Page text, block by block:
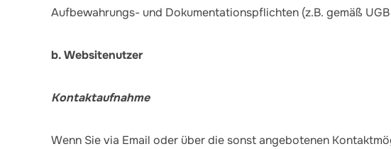
Aufbewahrungs- und Dokumentationspflichten (z.B. gemäß UGB
b. Websitenutzer
Kontaktaufnahme
Wenn Sie via Email oder über die sonst angebotenen